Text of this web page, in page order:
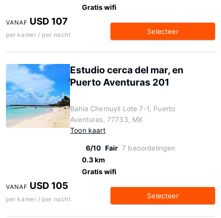
Gratis wifi
VANAF USD 107
per kamer / per nacht Selecteer
Estudio cerca del mar, en
Puerto Aventuras 201
Bahia Chemuyil Lote 7-1, Puerto
Aventuras, 77733, MX
Toon kaart
6/10 Fair 7 beoordelingen
0.3 km
Gratis wifi
VANAF USD 105
per kamer / per nacht Selecteer